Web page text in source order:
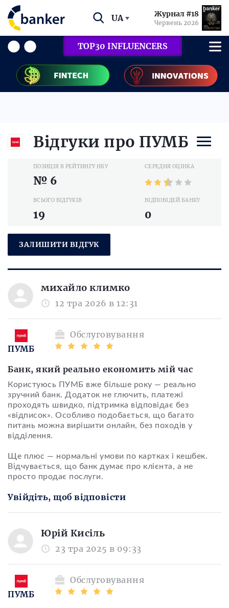
UA Журнал #18
Червень 2026
TOP30 INFLUENCERS
Відгуки про ПУМБ
ПОЗИЦІЯ В РЕЙТИНГУ НБУ
№ 6
СЕРЕДНЯ ОЦІНКА
ВСЬОГО ВІДГУКІВ
19
ВІДПОВІДЕЙ БАНКУ
0
ЗАЛИШИТИ ВІДГУК
михайло климко
12 тра 2026 в 12:31
Обслуговування
ПУМБ
Банк, який реально економить мій час
Користуюсь ПУМБ вже більше року — реально
зручний банк. Додаток не глючить, платежі
проходять швидко, підтримка відповідає без
«відписок». Особливо подобається, що багато
питань можна вирішити онлайн, без походів у
відділення.
Ще плюс — нормальні умови по картках і кешбек.
Відчувається, що банк думає про клієнта, а не
просто продає послуги.
Увійдіть, щоб відповісти
Юрій Кисіль
23 тра 2025 в 09:33
Обслуговування
ПУМБ